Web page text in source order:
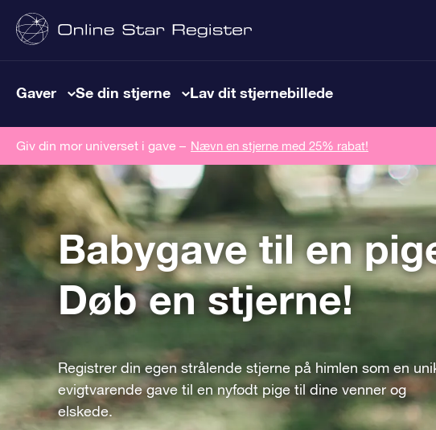
Gaver Se din stjerne Lav dit stjernebillede
Giv din mor universet i gave – Nævn en stjerne med 25% rabat!
Babygave til en
Døb en stjerne!
Registrer din egen strålende stjerne på himlen som en
evigtvarende gave til en nyfødt pige til dine venner og
elskede.